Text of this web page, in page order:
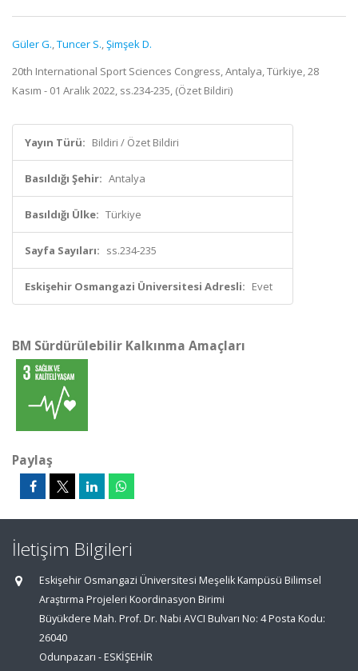
Güler G.,Tuncer S.,Şimşek D.
20th International Sport Sciences Congress, Antalya, Türkiye, 28
Kasım - 01 Aralık 2022, ss.234-235, (Özet Bildiri)
Yayın Türü: Bildiri / Özet Bildiri
Basıldığı Şehir: Antalya
Basıldığı Ülke: Türkiye
Sayfa Sayıları: ss.234-235
Eskişehir Osmangazi Üniversitesi Adresli: Evet
BM Sürdürülebilir Kalkınma Amaçları
Paylaş
İletişim Bilgileri
Eskişehir Osmangazi Üniversitesi Meşelik Kampüsü Bilimsel
Araştırma Projeleri Koordinasyon Birimi
Büyükdere Mah. Prof. Dr. Nabi AVCI Bulvarı No: 4 Posta Kodu:
26040
Odunpazarı - ESKİŞEHİR